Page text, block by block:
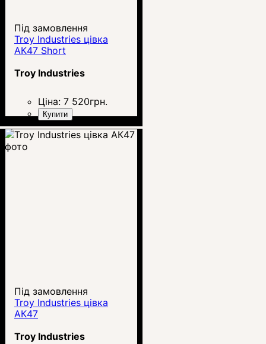
Під замовлення
Troy Industries цівка
АК47 Short
Troy Industries
Ціна: 7 520грн.
Купити
Під замовлення
Troy Industries цівка
АК47
Troy Industries